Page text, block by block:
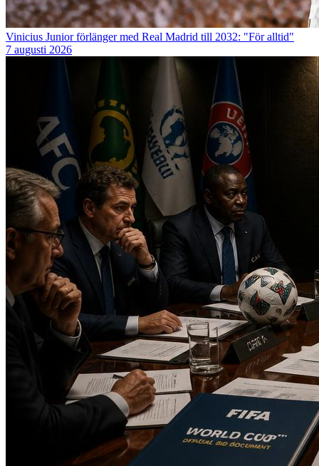
Vinicius Junior förlänger med Real Madrid till 2032: "För alltid"
7 augusti 2026